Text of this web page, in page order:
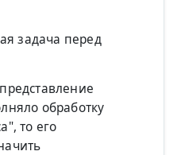
задача перед
обработку
то его